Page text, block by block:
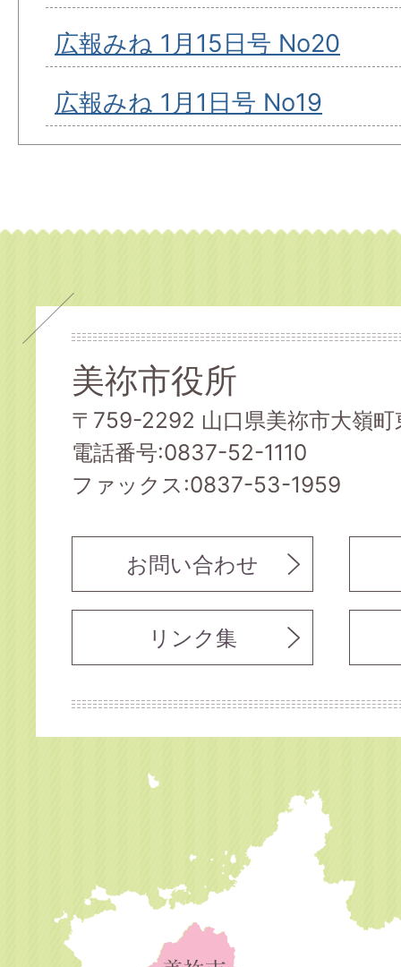
広報みね 1月15日号 No20
広報みね 1月1日号 No19
美祢市役所
〒759-2292 山口県美祢市大嶺
電話番号:0837-52-1110
ファックス:0837-53-1959
お問い合わせ
リンク集